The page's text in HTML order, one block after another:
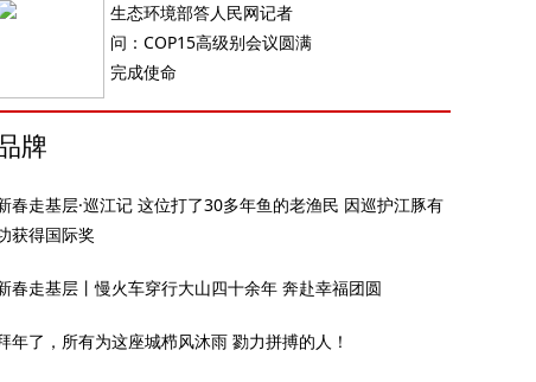
生态环境部答人民网记者
问：COP15高级别会议圆满
完成使命
牌
春走基层·巡江记 这位打了30多年鱼的老渔民 因巡护江豚有
获得国际奖
春走基层丨慢火车穿行大山四十余年 奔赴幸福团圆
年了，所有为这座城栉风沐雨 勠力拼搏的人！